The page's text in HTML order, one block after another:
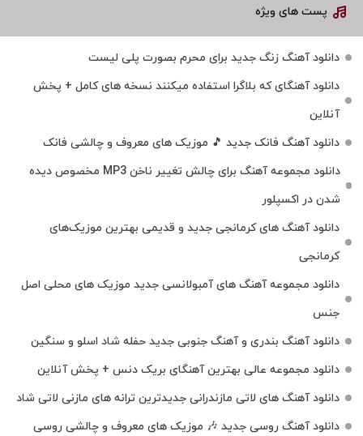
پست های ویژه
دانلود آهنگ زنگ جدید برای محرم بصورت پلی لیست
دانلود آهنگای که بلاگرا استفاده میکنند نسخه های کامل + پخش
آنلاین
دانلود آهنگ فانک جدید 🎵 موزیک‌ های معروف و چالشی فانک
دانلود مجموعه آهنگ برای چالش تغییر ناخن MP3 مخصوص دیده
شدن در اکسپلور
دانلود آهنگ‌ های کرمانجی جدید و قدیمی بهترین موزیک‌های
کرمانجی
دانلود مجموعه آهنگ های آمبولانسی جدید موزیک های محلی اصل
جنس
دانلود آهنگ بندری و آهنگ جنوبی جدید حفله شاد اسلو و سنگین
دانلود مجموعه عالی بهترین آهنگای بریک دنس + پخش آنلاین
دانلود آهنگ‌ های لاتی مازندرانی جدیدترین ترانه های مازنی لاتی شاد
دانلود آهنگ روسی جدید 🎶 موزیک‌ های معروف و چالشی روسی